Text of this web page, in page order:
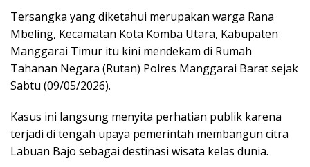
Tersangka yang diketahui merupakan warga Rana
Mbeling, Kecamatan Kota Komba Utara, Kabupaten
Manggarai Timur itu kini mendekam di Rumah
Tahanan Negara (Rutan) Polres Manggarai Barat sejak
Sabtu (09/05/2026).
Kasus ini langsung menyita perhatian publik karena
terjadi di tengah upaya pemerintah membangun citra
Labuan Bajo sebagai destinasi wisata kelas dunia.